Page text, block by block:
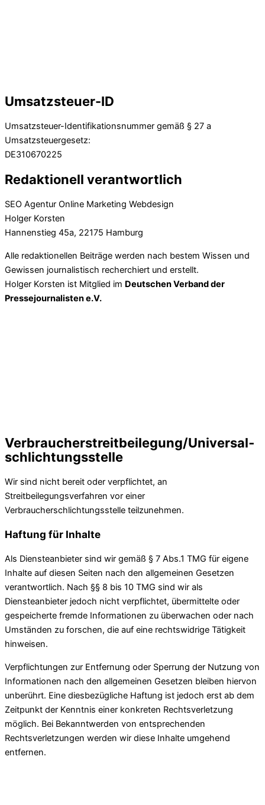
Umsatzsteuer-ID
Umsatzsteuer-Identifikationsnummer gemäß § 27 a
Umsatzsteuergesetz:
DE310670225
Redaktionell verantwortlich
SEO Agentur Online Marketing Webdesign
Holger Korsten
Hannenstieg 45a, 22175 Hamburg
Alle redaktionellen Beiträge werden nach bestem Wissen und
Gewissen journalistisch recherchiert und erstellt.
Holger Korsten ist Mitglied im Deutschen Verband der
Pressejournalisten e.V.
Verbraucher­streit­beilegung/Universal­
schlichtungs­stelle
Wir sind nicht bereit oder verpflichtet, an
Streitbeilegungsverfahren vor einer
Verbraucherschlichtungsstelle teilzunehmen.
Haftung für Inhalte
Als Diensteanbieter sind wir gemäß § 7 Abs.1 TMG für eigene
Inhalte auf diesen Seiten nach den allgemeinen Gesetzen
verantwortlich. Nach §§ 8 bis 10 TMG sind wir als
Diensteanbieter jedoch nicht verpflichtet, übermittelte oder
gespeicherte fremde Informationen zu überwachen oder nach
Umständen zu forschen, die auf eine rechtswidrige Tätigkeit
hinweisen.
Verpflichtungen zur Entfernung oder Sperrung der Nutzung von
Informationen nach den allgemeinen Gesetzen bleiben hiervon
unberührt. Eine diesbezügliche Haftung ist jedoch erst ab dem
Zeitpunkt der Kenntnis einer konkreten Rechtsverletzung
möglich. Bei Bekanntwerden von entsprechenden
Rechtsverletzungen werden wir diese Inhalte umgehend
entfernen.